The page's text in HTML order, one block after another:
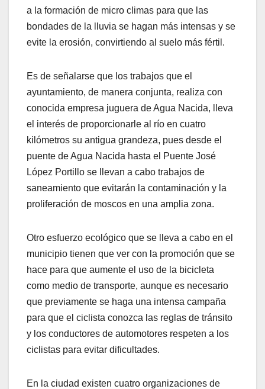
a la formación de micro climas para que las
bondades de la lluvia se hagan más intensas y se
evite la erosión, convirtiendo al suelo más fértil.
Es de señalarse que los trabajos que el
ayuntamiento, de manera conjunta, realiza con
conocida empresa juguera de Agua Nacida, lleva
el interés de proporcionarle al río en cuatro
kilómetros su antigua grandeza, pues desde el
puente de Agua Nacida hasta el Puente José
López Portillo se llevan a cabo trabajos de
saneamiento que evitarán la contaminación y la
proliferación de moscos en una amplia zona.
Otro esfuerzo ecológico que se lleva a cabo en el
municipio tienen que ver con la promoción que se
hace para que aumente el uso de la bicicleta
como medio de transporte, aunque es necesario
que previamente se haga una intensa campaña
para que el ciclista conozca las reglas de tránsito
y los conductores de automotores respeten a los
ciclistas para evitar dificultades.
En la ciudad existen cuatro organizaciones de